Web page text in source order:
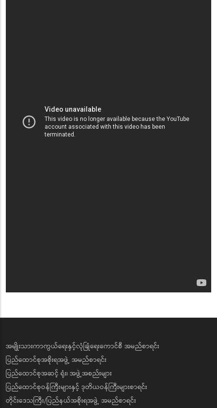
အမျိုးသားကာကွယ်ရေးနှင့်လုံခြုံရေးကောင်စီ အမည်စာရင်း
ပြည်ထောင်စုအစိုးရအဖွဲ့ အမည်စာရင်း
ပြည်ထောင်စုအဆင့် ရုံး၊ အဖွဲ့အစည်းများ
ပြည်ထောင်စုဝန်ကြီးများနှင့် ဒုတိယဝန်ကြီးများစာရင်း
တိုင်းဒေသကြီး/ပြည်နယ်အစိုးရအဖွဲ့ အမည်စာရင်း